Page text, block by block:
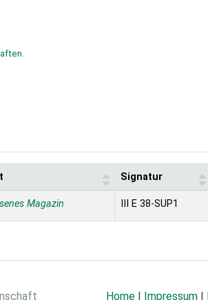
Signatur
Magazin III E 38-SUP1
Home Impressum